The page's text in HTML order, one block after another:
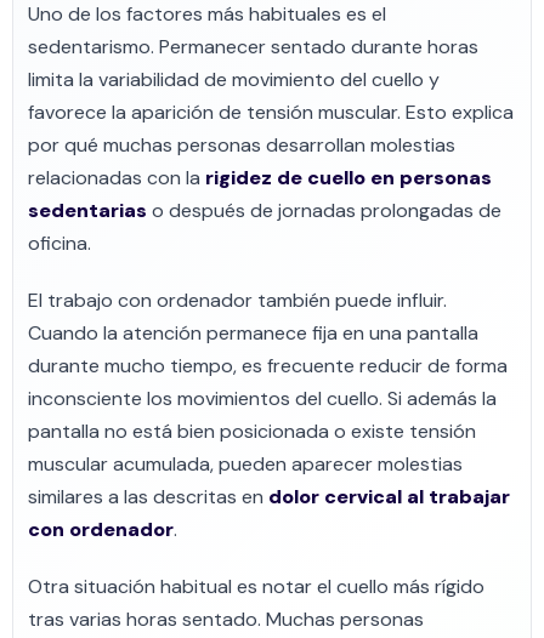
Uno de los factores más habituales es el
sedentarismo. Permanecer sentado durante horas
limita la variabilidad de movimiento del cuello y
favorece la aparición de tensión muscular. Esto explica
por qué muchas personas desarrollan molestias
relacionadas con la rigidez de cuello en personas
sedentarias o después de jornadas prolongadas de
oficina.
El trabajo con ordenador también puede influir.
Cuando la atención permanece fija en una pantalla
durante mucho tiempo, es frecuente reducir de forma
inconsciente los movimientos del cuello. Si además la
pantalla no está bien posicionada o existe tensión
muscular acumulada, pueden aparecer molestias
similares a las descritas en dolor cervical al trabajar
con ordenador.
Otra situación habitual es notar el cuello más rígido
tras varias horas sentado. Muchas personas